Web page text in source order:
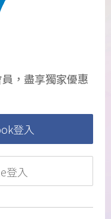
，盡享獨家優惠
登入
登入